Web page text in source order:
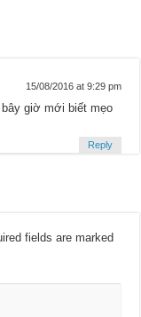
15/08/2016 at 9:29 pm
giờ mới biết mẹo
Reply
fields are marked